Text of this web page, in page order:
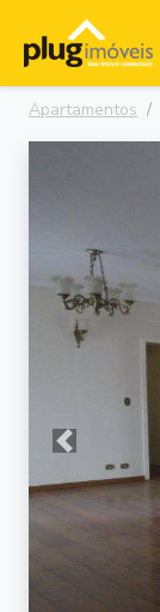
Apartamentos
Anterior